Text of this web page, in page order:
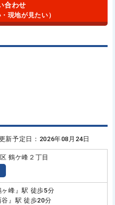
合わせ
現地が見たい）
予定日：2026年08月24日
鶴ケ峰２丁目
峰』駅 徒歩5分
』駅 徒歩20分